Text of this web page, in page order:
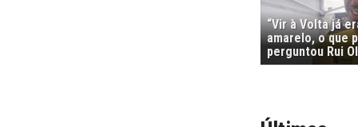
“Vir à Volta já
amarelo, o que
perguntou Rui